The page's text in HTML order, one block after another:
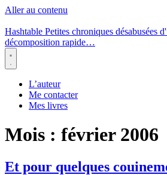
Aller au contenu
Hashtable Petites chroniques désabusées
décomposition rapide…
Menu
L’auteur
Me contacter
Mes livres
Mois : février 2006
Et pour quelques